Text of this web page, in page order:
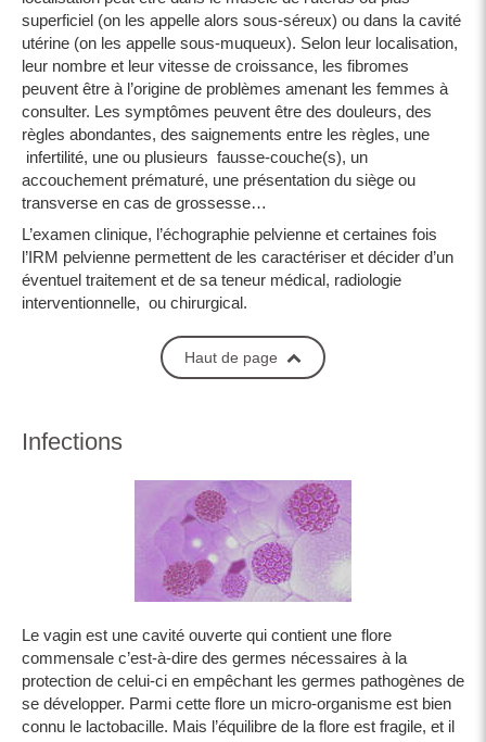
superficiel (on les appelle alors sous-séreux) ou dans la cavité
utérine (on les appelle sous-muqueux). Selon leur localisation,
leur nombre et leur vitesse de croissance, les fibromes
peuvent être à l’origine de problèmes amenant les femmes à
consulter. Les symptômes peuvent être des douleurs, des
règles abondantes, des saignements entre les règles, une
infertilité, une ou plusieurs fausse-couche(s), un
accouchement prématuré, une présentation du siège ou
transverse en cas de grossesse…
L’examen clinique, l’échographie pelvienne et certaines fois
l’IRM pelvienne permettent de les caractériser et décider d’un
éventuel traitement et de sa teneur médical, radiologie
interventionnelle, ou chirurgical.
Haut de page
Infections
Le vagin est une cavité ouverte qui contient une flore
commensale c’est-à-dire des germes nécessaires à la
protection de celui-ci en empêchant les germes pathogènes de
se développer. Parmi cette flore un micro-organisme est bien
connu le lactobacille. Mais l’équilibre de la flore est fragile, et il